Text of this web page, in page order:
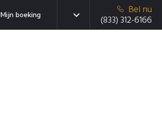
Mijn boeking
Bel nu
(833) 312-6166